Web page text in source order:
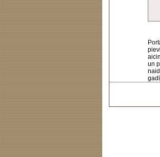
un